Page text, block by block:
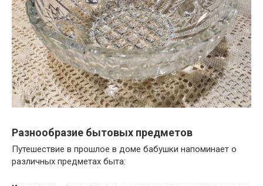
Разнообразие бытовых предметов
Путешествие в прошлое в доме бабушки напоминает о
различных предметах быта: